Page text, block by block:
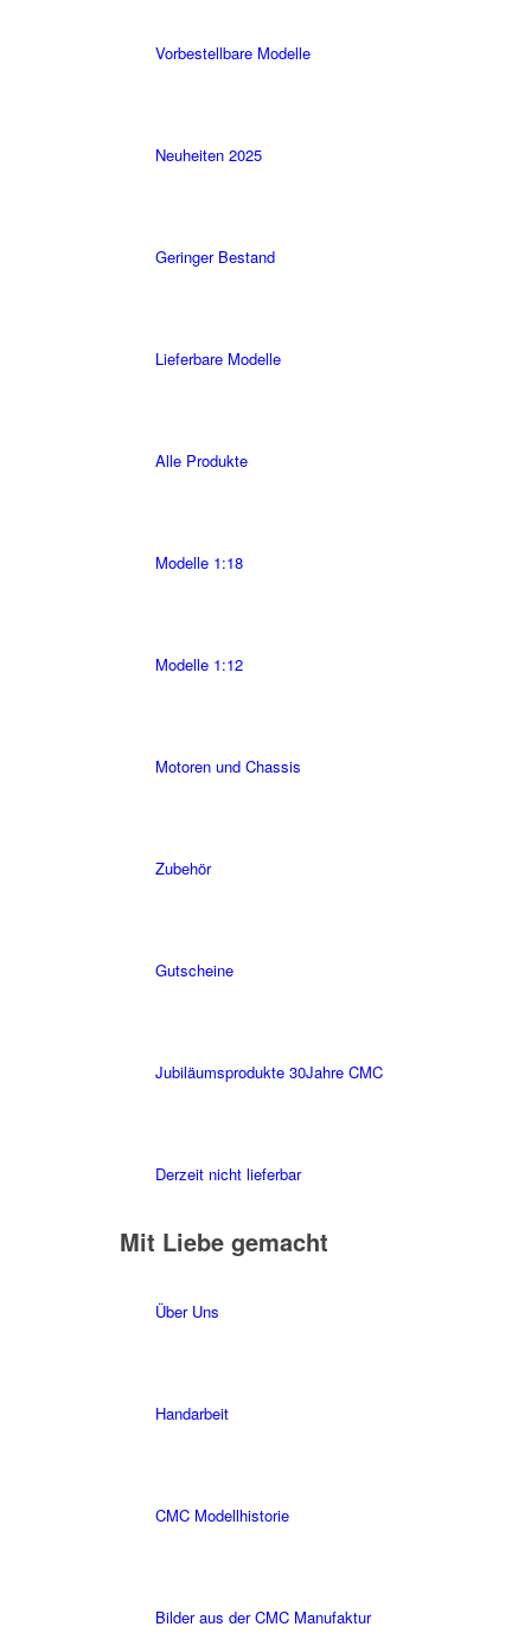
Vorbestellbare Modelle
Neuheiten 2025
Geringer Bestand
Lieferbare Modelle
Alle Produkte
Modelle 1:18
Modelle 1:12
Motoren und Chassis
Zubehör
Gutscheine
Jubiläumsprodukte 30Jahre CMC
Derzeit nicht lieferbar
Mit Liebe gemacht
Über Uns
Handarbeit
CMC Modellhistorie
Bilder aus der CMC Manufaktur